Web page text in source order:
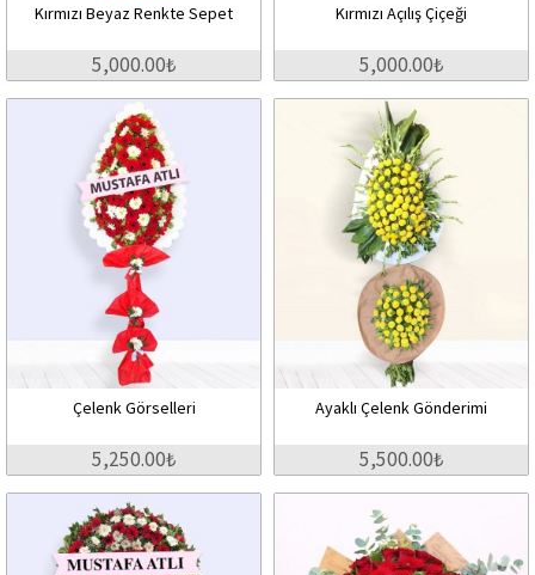
Kırmızı Beyaz Renkte Sepet
5,000.00₺
Kırmızı Açılış Çiçeği
5,000.00₺
Çelenk Görselleri
5,250.00₺
Ayaklı Çelenk Gönderimi
5,500.00₺